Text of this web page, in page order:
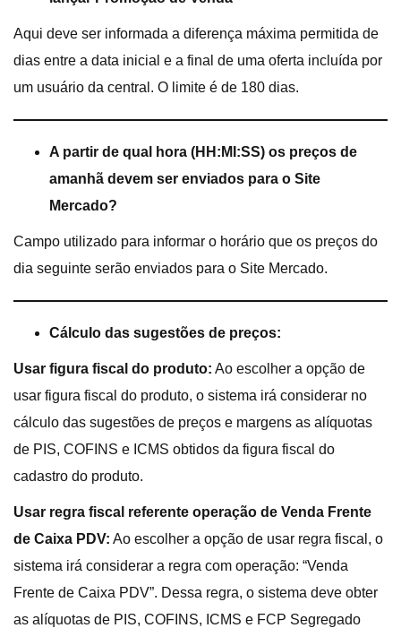
Aqui deve ser informada a diferença máxima permitida de
dias entre a data inicial e a final de uma oferta incluída por
um usuário da central. O limite é de 180 dias.
A partir de qual hora (HH:MI:SS) os preços de
amanhã devem ser enviados para o Site
Mercado?
Campo utilizado para informar o horário que os preços do
dia seguinte serão enviados para o Site Mercado.
Cálculo das sugestões de preços:
Usar figura fiscal do produto: Ao escolher a opção de
usar figura fiscal do produto, o sistema irá considerar no
cálculo das sugestões de preços e margens as alíquotas
de PIS, COFINS e ICMS obtidos da figura fiscal do
cadastro do produto.
Usar regra fiscal referente operação de Venda Frente
de Caixa PDV: Ao escolher a opção de usar regra fiscal, o
sistema irá considerar a regra com operação: “Venda
Frente de Caixa PDV”. Dessa regra, o sistema deve obter
as alíquotas de PIS, COFINS, ICMS e FCP Segregado